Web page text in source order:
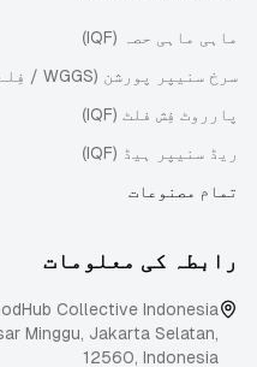
ماہی ماہی حصہ (IQF)
سرخ سنیپر پورشن (WGGS / فِلے)
پارروٹ فِش فلٹ (IQF)
ریڈ سنیپر ہیڈ (IQF)
تمام مصنوعات
رابطہ کی معلومات
Collective Indonesia
Minggu, Jakarta Selatan,
12560, Indonesia